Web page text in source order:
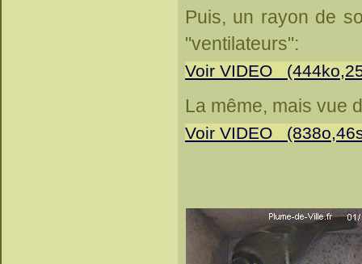
Puis, un rayon de
"ventilateurs":
Voir VIDEO
La même, mais vue
Voir VIDEO